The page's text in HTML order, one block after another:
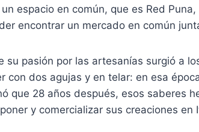
espacio en común, que es Red
encontrar un mercado en común
su pasión por las artesanías surgió a
con dos agujas y en telar: en esa
que 28 años después, esos saberes
y comercializar sus creaciones en